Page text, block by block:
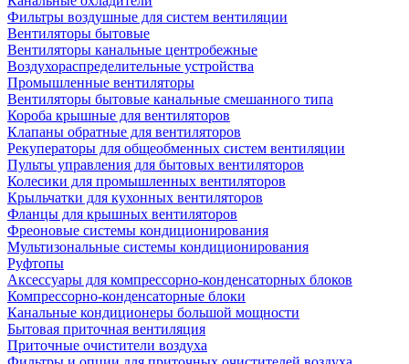
Фильтры воздушные для систем вентиляции
Вентиляторы бытовые
Вентиляторы канальные центробежные
Воздухораспределительные устройства
Промышленные вентиляторы
Вентиляторы бытовые канальные смешанного типа
Короба крышные для вентиляторов
Клапаны обратные для вентиляторов
Рекуператоры для общеобменных систем вентиляции
Пульты управления для бытовых вентиляторов
Колесики для промышленных вентиляторов
Крыльчатки для кухонных вентиляторов
Фланцы для крышных вентиляторов
Фреоновые системы кондиционирования
Мультизональные системы кондиционирования
Руфтопы
Аксессуары для компрессорно-конденсаторных блоков
Компрессорно-конденсаторные блоки
Канальные кондиционеры большой мощности
Бытовая приточная вентиляция
Приточные очистители воздуха